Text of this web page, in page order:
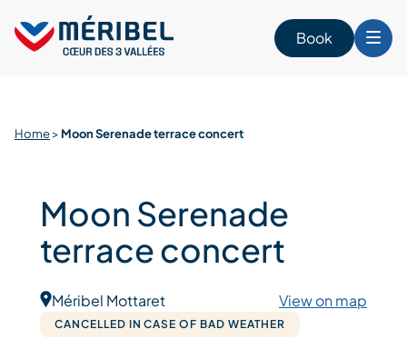
content
Book
Home> Moon Serenade terrace concert
Moon Serenade
terrace concert
Méribel Mottaret View on map
CANCELLED IN CASE OF BAD WEATHER